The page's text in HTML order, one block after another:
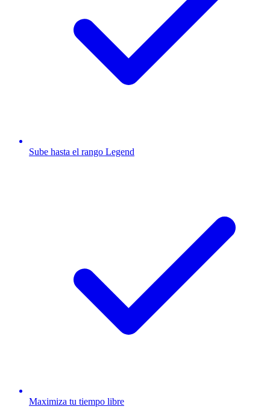
Sube hasta el rango Legend
Maximiza tu tiempo libre